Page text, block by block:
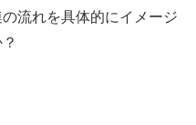
流れを具体的にイメージ